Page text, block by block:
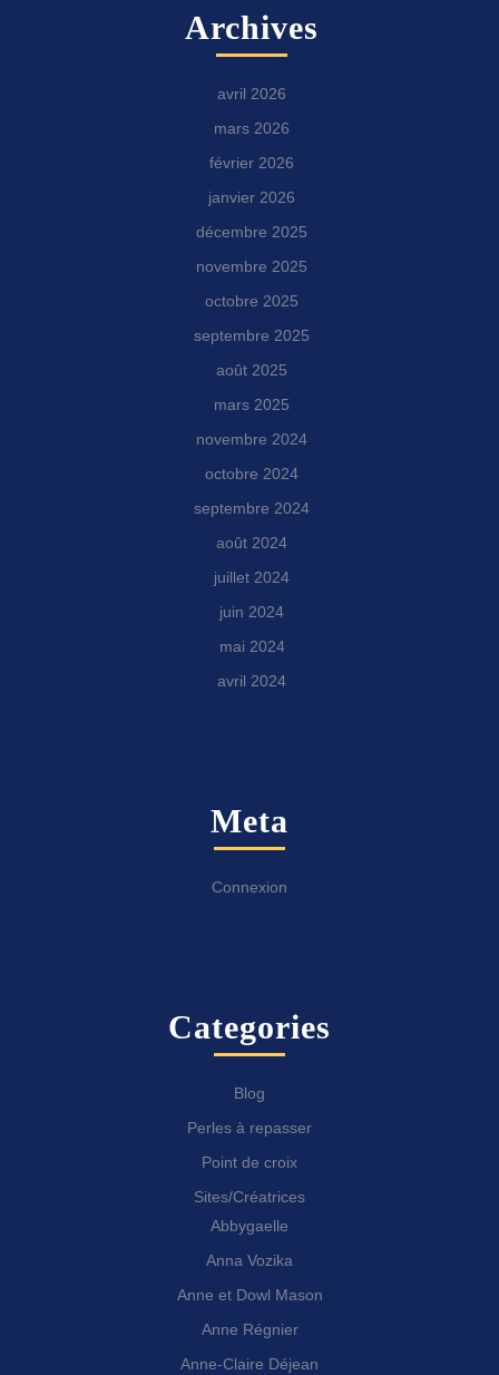
Archives
avril 2026
mars 2026
février 2026
janvier 2026
décembre 2025
novembre 2025
octobre 2025
septembre 2025
août 2025
mars 2025
novembre 2024
octobre 2024
septembre 2024
août 2024
juillet 2024
juin 2024
mai 2024
avril 2024
Meta
Connexion
Categories
Blog
Perles à repasser
Point de croix
Sites/Créatrices
Abbygaelle
Anna Vozika
Anne et Dowl Mason
Anne Régnier
Anne-Claire Déjean